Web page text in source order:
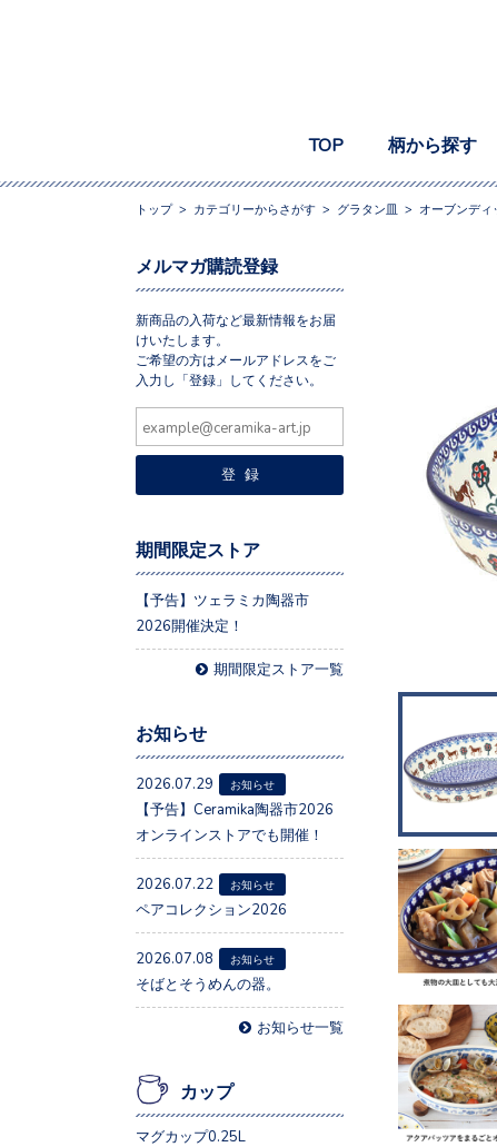
TOP 柄から探す
トップ> カテゴリーからさがす > グラタン皿 > オーブンディ
メルマガ購読登録
新商品の入荷など最新情報をお届
けいたします。
ご希望の方はメールアドレスをご
入力し「登録」してください。
期間限定ストア
【予告】ツェラミカ陶器市
2026開催決定！
期間限定ストア一覧
お知らせ
2026.07.29 お知らせ
【予告】Ceramika陶器市2026
オンラインストアでも開催！
2026.07.22 お知らせ
ペアコレクション2026
2026.07.08 お知らせ
そばとそうめんの器。
お知らせ一覧
カップ
マグカップ0.25L